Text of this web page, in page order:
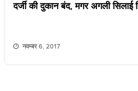
दर्जी की दुकान बंद, मगर अगली सिलाई
नवम्बर 6, 2017